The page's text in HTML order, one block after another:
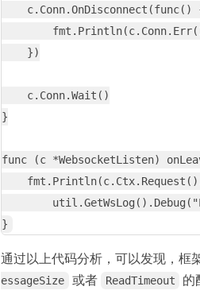
c.Conn.OnDisconnect(func()
    })
    c.Conn.Wait()
}
func (c *WebsocketListen)
通过以上代码分析，可以发现，框
essageSize
或者 ReadTimeout 的